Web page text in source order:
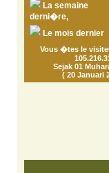
La semaine
derni�re,
Le mois dernier
Vous �tes le
Sejak 01
( 20 Januari